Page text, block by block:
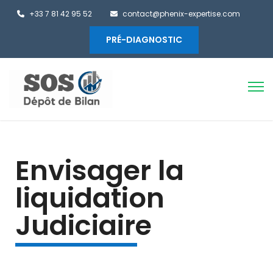
+33 7 81 42 95 52 contact@phenix-expertise.com
PRÉ-DIAGNOSTIC
Envisager la
liquidation
Judiciaire